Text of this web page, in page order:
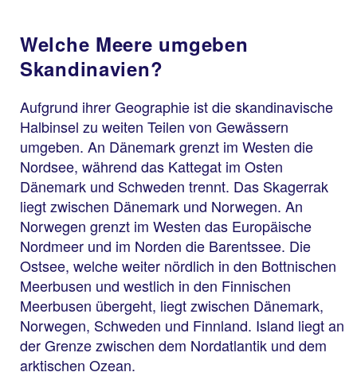
Welche Meere umgeben
Skandinavien?
Aufgrund ihrer Geographie ist die skandinavische
Halbinsel zu weiten Teilen von Gewässern
umgeben. An Dänemark grenzt im Westen die
Nordsee, während das Kattegat im Osten
Dänemark und Schweden trennt. Das Skagerrak
liegt zwischen Dänemark und Norwegen. An
Norwegen grenzt im Westen das Europäische
Nordmeer und im Norden die Barentssee. Die
Ostsee, welche weiter nördlich in den Bottnischen
Meerbusen und westlich in den Finnischen
Meerbusen übergeht, liegt zwischen Dänemark,
Norwegen, Schweden und Finnland. Island liegt an
der Grenze zwischen dem Nordatlantik und dem
arktischen Ozean.